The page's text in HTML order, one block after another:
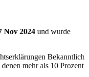
Nov 2024 und wurde
Bekanntlich
mehr als 10 Prozent